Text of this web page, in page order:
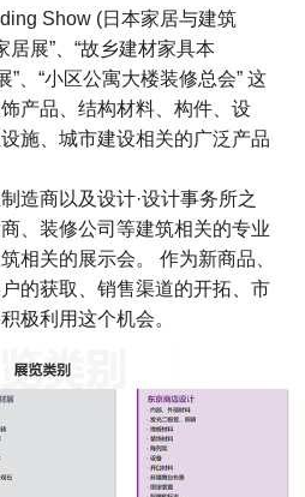
Show (日本家居与建筑
居展”、“故乡建材家具本
”、“小区公寓大楼装修总会” 这
产品、结构材料、构件、设
施、城市建设相关的广泛产品
商以及设计·设计事务所之
、装修公司等建筑相关的专业
相关的展示会。 作为新商品、
的获取、销售渠道的开拓、市
极利用这个机会。